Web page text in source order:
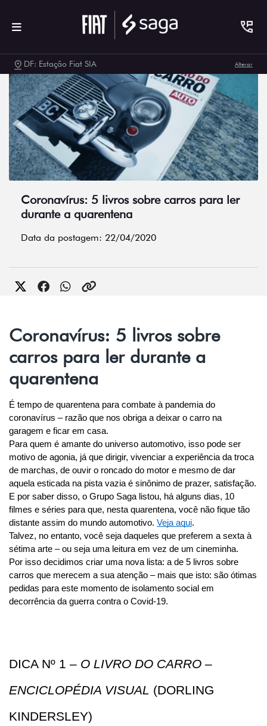
DF: Estação Fiat SIA Alterar
Coronavírus: 5 livros sobre carros para ler
durante a quarentena
Data da postagem: 22/04/2020
Coronavírus: 5 livros sobre
carros para ler durante a
quarentena
É tempo de quarentena para combate à pandemia do
coronavírus – razão que nos obriga a deixar o carro na
garagem e ficar em casa.
Para quem é amante do universo automotivo, isso pode ser
motivo de agonia, já que dirigir, vivenciar a experiência da troca
de marchas, de ouvir o roncado do motor e mesmo de dar
aquela esticada na pista vazia é sinônimo de prazer, satisfação.
E por saber disso, o Grupo Saga listou, há alguns dias, 10
filmes e séries para que, nesta quarentena, você não fique tão
distante assim do mundo automotivo. Veja aqui.
Talvez, no entanto, você seja daqueles que preferem a sexta à
sétima arte – ou seja uma leitura em vez de um cineminha.
Por isso decidimos criar uma nova lista: a de 5 livros sobre
carros que merecem a sua atenção – mais que isto: são ótimas
pedidas para este momento de isolamento social em
decorrência da guerra contra o Covid-19.
DICA Nº 1 – O LIVRO DO CARRO –
ENCICLOPÉDIA VISUAL (DORLING
KINDERSLEY)